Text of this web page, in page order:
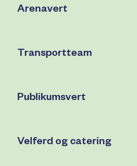
Arenavert
Transportteam
Publikumsvert
Velferd og catering